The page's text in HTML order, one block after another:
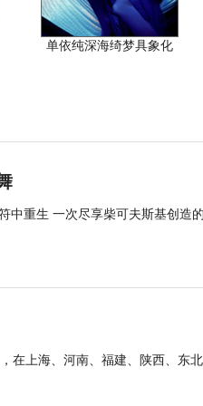
单依纯深海绮梦具象化
中重生 一次尽享柴可夫斯基创造
在上海、河南、福建、陕西、东